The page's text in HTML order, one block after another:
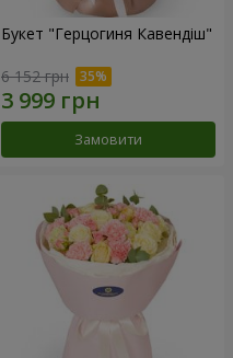
Букет "Герцогиня Кавендіш"
6 152 грн
Замовити